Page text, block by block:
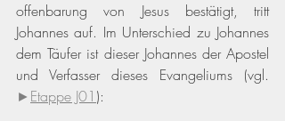
offenbarung von Jesus bestätigt, tritt
Johannes auf. Im Unterschied zu Johannes
dem Täufer ist dieser Johannes der Apostel
und Verfasser dieses Evangeliums
► Etappe J01 ):